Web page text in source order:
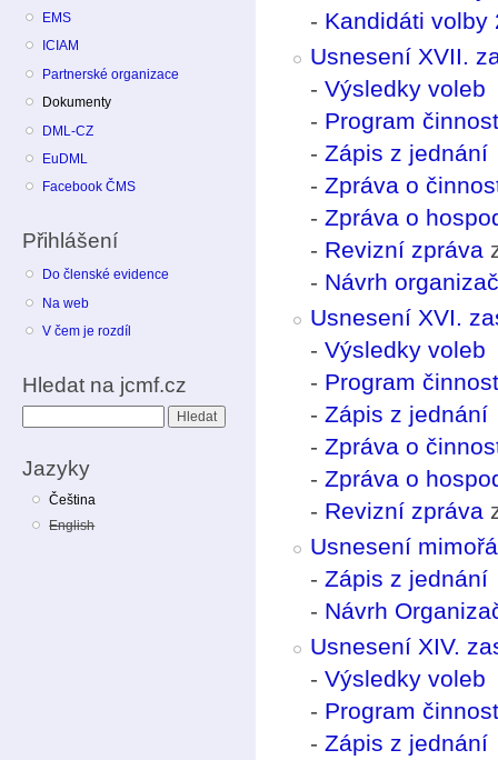
EMS
ICIAM
Partnerské organizace
Dokumenty
DML-CZ
EuDML
Facebook ČMS
Přihlášení
Do členské evidence
Na web
V čem je rozdíl
Hledat na jcmf.cz
Jazyky
Čeština
English
- Kandidáti volby
Usnesení XVII.
-Výsledky voleb
- Program
-Zápis z jednání
-Zpráva o
-Zpráva o
- Revizní zpráva
- Návrh
Usnesení XVI.
-Výsledky voleb
- Program
-Zápis z jednání
-Zpráva o
-Zpráva o
- Revizní zpráva
Usnesení
-Zápis z jednání
- Návrh
Usnesení XIV.
-Výsledky voleb
- Program
-Zápis z jednání